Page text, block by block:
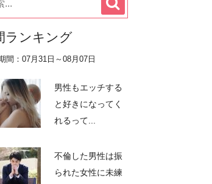
ランキング
間：07月31日～08月07日
男性もエッチする
と好きになってく
れるって...
不倫した男性は振
られた女性に未練